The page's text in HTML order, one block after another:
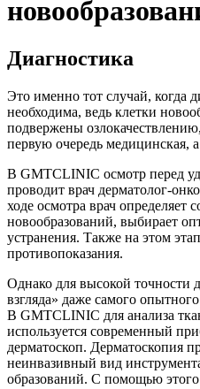
Диагностика
Это именно тот случай, когда
необходима, ведь клетки
подвержены
первую очередь медицинская,
В GMTCLINIC осмотр перед
проводит врач дерматолог-
ходе осмотра врач определяет
новообразований, выбирает
устранения. Также на этом
противопоказания.
Однако для высокой точности
взгляда» даже самого
В GMTCLINIC для анализа
используется современный
дерматоскоп. Дерматоскопия
неинвазивный вид
образований. С помощью